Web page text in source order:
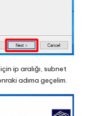
ip aralığı, subnet
adıma geçelim.